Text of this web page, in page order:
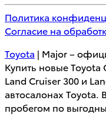
Политика
Согласие на
Toyota | Major –
Купить новые Toyota
Land Cruiser 300 и
автосалонах Toyota.
пробегом по